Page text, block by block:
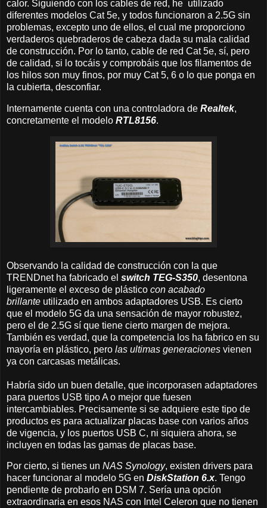
calor. Siguiendo con los cables de red, he utilizado
diferentes modelos Cat 5e, y todos funcionaron a 2.5G sin
problemas, excepto uno de ellos, el cual me proporciono
verdaderos quebraderos de cabeza dada su mala calidad
de construcción. Por lo tanto, cable de red Cat 5e, sí, pero
de calidad, si lo tocáis y comprobáis que los filamentos de
los hilos son muy finos, por muy Cat 5, 6 o lo que ponga en
la cubierta, desconfiar.
Internamente cuenta con una controladora de Realtek,
concretamente el modelo RTL8156.
Observando la calidad de construcción con la que
TRENDnet ha fabricado el switch TEG-S350, desentona
ligeramente el exceso de plástico con acabado
brillante utilizado en ambos adaptadores USB. Es cierto
que el modelo 5G da una sensación de mayor robustez,
pero el de 2.5G sí que tiene cierto margen de mejora.
También es verdad, que la competencia los ha fabrico en su
mayoría en plástico, pero las ultimas generaciones vienen
ya con carcasas metálicas.
Habría sido un buen detalle, que incorporasen adaptadores
para puertos USB tipo A o mejor que fuesen
intercambiables. Precisamente si se adquiere este tipo de
productos es para actualizar placas base con varios años
de vigencia, y los puertos USB C, ni siquiera ahora, se
incluyen en todas las gamas de placas base.
Por cierto, si tienes un NAS Synology, existen drivers para
hacer funcionar al modelo 5G en DiskStation 6.x. Tengo
pendiente de probarlo en DSM 7. Sería una opción
extraordinaria en esos NAS con Intel Celeron que no tienen